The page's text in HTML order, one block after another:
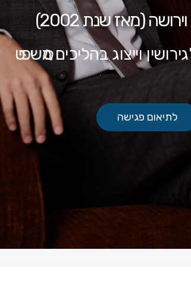
(מאז שנת 2002)
גירושיןוייצוג בהליכים משפט
לתיאום פגישה